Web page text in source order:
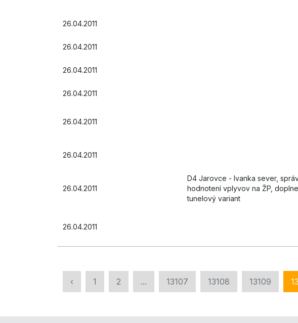
26.04.2011
26.04.2011
26.04.2011
26.04.2011
26.04.2011
26.04.2011
26.04.2011
D4 Jarovce - Ivanka sever,
hodnotení vplyvov na ŽP,
tunelový variant
26.04.2011
‹ 1 2 ... 13107 13108 13109